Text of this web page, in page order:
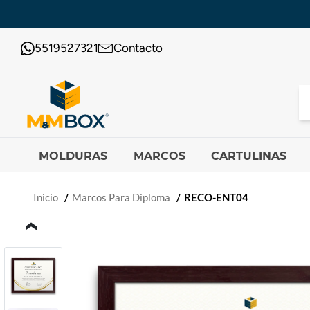
5519527321 Contacto
MOLDURAS MARCOS CARTULINAS
Inicio Marcos Para Diploma RECO-ENT04
‹